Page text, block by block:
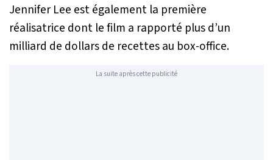
Jennifer Lee est également la première
réalisatrice dont le film a rapporté plus d’un
milliard de dollars de recettes au box-office.
La suite après cette publicité